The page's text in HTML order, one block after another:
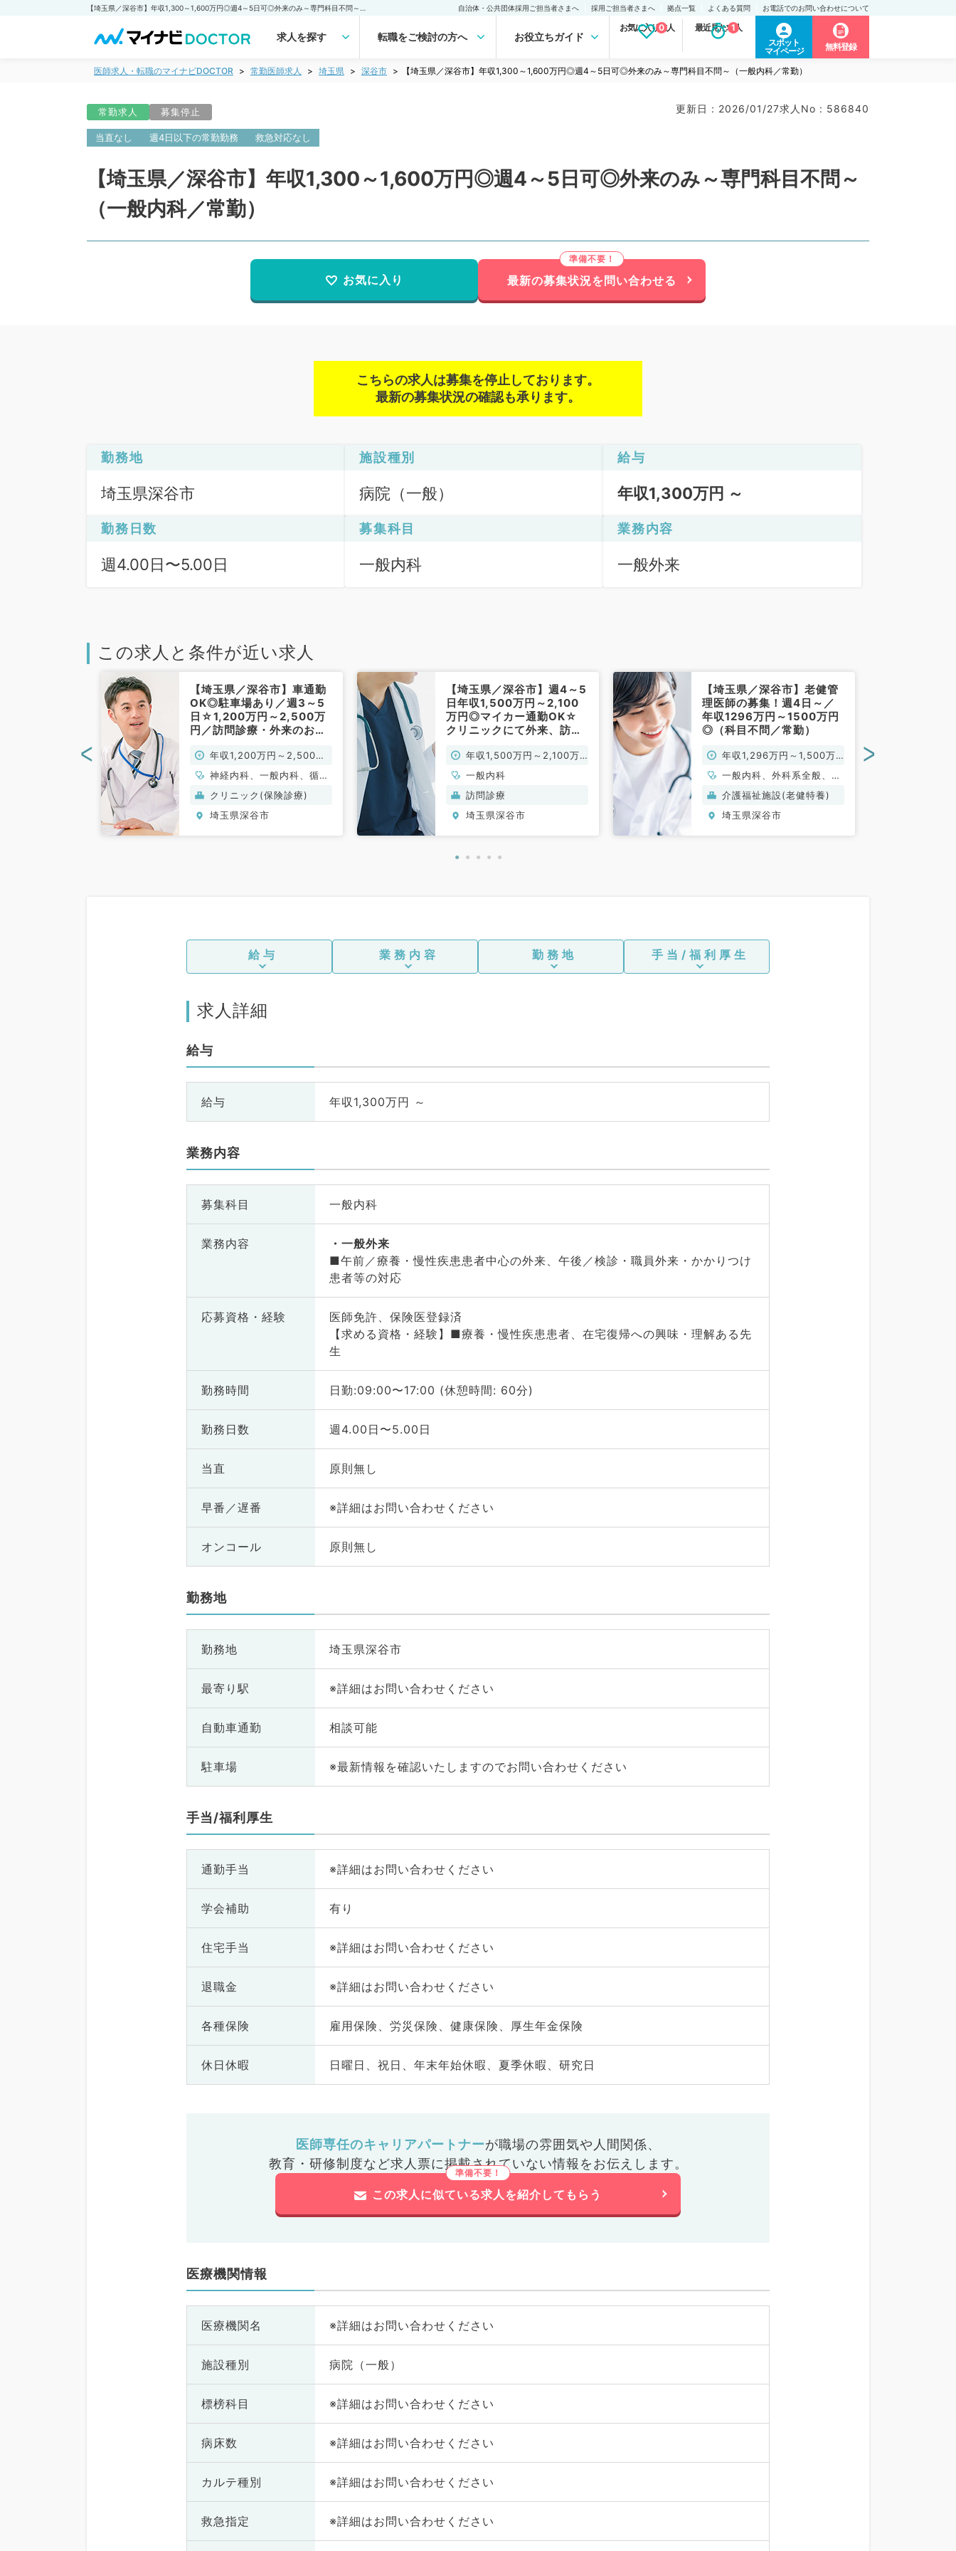
自治体・公共団体採用ご担当者さまへ 採用ご担当者さまへ 拠点一覧 よくある質問 お電話でのお問い合わせについて
求人を探す 転職をご検討の方へ お役立ちガイド
お気に入り求人
0 最近見た求人
1
スポット
マイページ
無料登録
医師求人・転職のマイナビDOCTOR 常勤医師求人 埼玉県 深谷市 【埼玉県／深谷市】年収1,300～1,600万円◎週4～5日可◎外来のみ～専門科目不問～（一般内科／常勤）
常勤求人 募集停止 更新日 : 2026/01/27求人No : 586840
当直なし 週4日以下の常勤勤務 救急対応なし
【埼玉県／深谷市】年収1,300～1,600万円◎週4～5日可◎外来のみ～専門科目不問～
（一般内科／常勤）
お気に入り 最新の募集状況を問い合わせる
こちらの求人は募集を停止しております。
最新の募集状況の確認も承ります。
勤務地
埼玉県深谷市
施設種別
病院（一般）
給与
年収1,300万円 ～
勤務日数
週4.00日〜5.00日
募集科目
一般内科
業務内容
一般外来
この求人と条件が近い求人
【埼玉県／深谷市】車通勤
OK◎駐車場あり／週3～5
日☆1,200万円～2,500万
円／訪問診療・外来のお仕
年収1,200万円～2,500万
円
神経内科、一般内科、循環
器内科、呼吸器内科、消化
器内科、内分泌・代謝内
科、腎臓内科、老年内科、
クリニック(保険診療)
埼玉県深谷市
【埼玉県／深谷市】週4～5
日年収1,500万円～2,100
万円◎マイカー通勤OK☆
クリニックにて外来、訪問
募集（一般内科／常勤）
年収1,500万円～2,100万
一般内科
訪問診療
埼玉県深谷市
【埼玉県／深谷市】老健管
理医師の募集！週4日～／
年収1296万円～1500万円
◎（科目不問／常勤）
年収1,296万円～1,500万
一般内科、外科系全般、一
般外科、科目不問
介護福祉施設(老健特養)
埼玉県深谷市
< >
給与 業務内容 勤務地 手当/福利厚生
求人詳細
給与
給与 年収1,300万円 ～
業務内容
募集科目 一般内科
業務内容
一般外来
■午前／療養・慢性疾患患者中心の外来、午後／検診・職員外来・かかりつけ
患者等の対応
応募資格・ 経験
医師免許、保険医登録済
【求める資格・経験】■療養・慢性疾患患者、在宅復帰への興味・理解ある先
生
勤務時間 日勤:09:00〜17:00 (休憩時間: 60分)
勤務日数 週4.00日〜5.00日
当直 原則無し
早番／遅番 ※詳細はお問い合わせください
オンコール 原則無し
勤務地
勤務地 埼玉県深谷市
最寄り駅 ※詳細はお問い合わせください
自動車通勤 相談可能
駐車場 ※最新情報を確認いたしますのでお問い合わせください
手当/福利厚生
通勤手当 ※詳細はお問い合わせください
学会補助 有り
住宅手当 ※詳細はお問い合わせください
退職金 ※詳細はお問い合わせください
各種保険 雇用保険、労災保険、健康保険、厚生年金保険
休日休暇 日曜日、祝日、年末年始休暇、夏季休暇、研究日
医師専任のキャリアパートナーが職場の雰囲気や人間関係、
教育・研修制度など求人票に掲載されていない情報をお伝えします。
この求人に似ている求人を紹介してもらう
医療機関情報
医療機関名 ※詳細はお問い合わせください
施設種別 病院（一般）
標榜科目 ※詳細はお問い合わせください
病床数 ※詳細はお問い合わせください
カルテ種別 ※詳細はお問い合わせください
救急指定 ※詳細はお問い合わせください